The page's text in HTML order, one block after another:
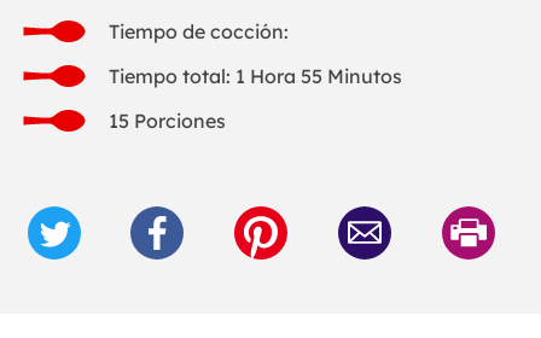
Tiempo de cocción:
Tiempo total: 1 Hora 55 Minutos
15 Porciones